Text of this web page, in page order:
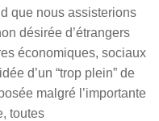
que nous assisterions
désirée d’étrangers
économiques, sociaux
d’un “trop plein” de
malgré l’importante
toutes